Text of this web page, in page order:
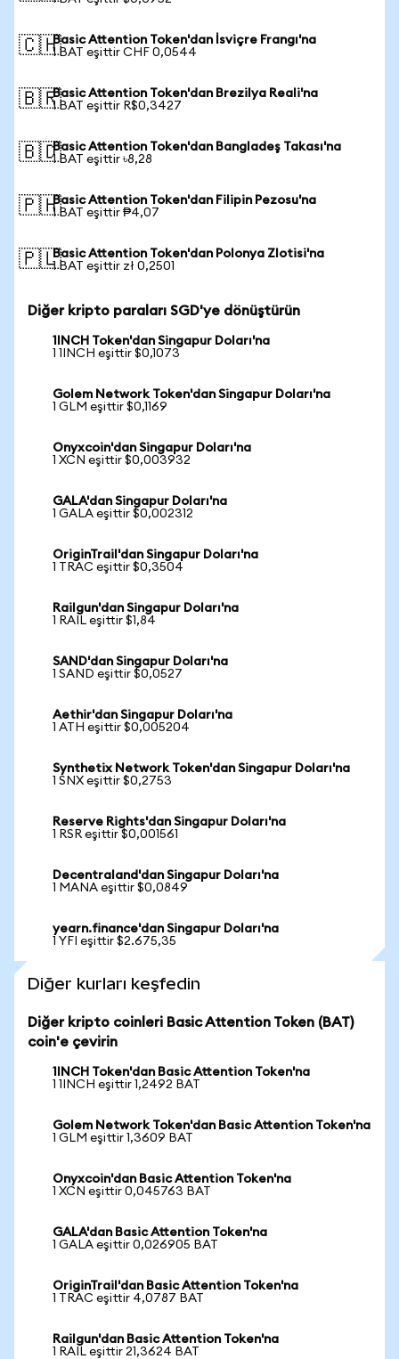
🇨🇭Basic Attention Token'dan İsviçre Frangı'na
1 BAT eşittir CHF 0,0544
🇧🇷Basic Attention Token'dan Brezilya Reali'na
1 BAT eşittir R$0,3427
🇧🇩Basic Attention Token'dan Bangladeş Takası'na
1 BAT eşittir ৳8,28
🇵🇭Basic Attention Token'dan Filipin Pezosu'na
1 BAT eşittir ₱4,07
🇵🇱Basic Attention Token'dan Polonya Zlotisi'na
1 BAT eşittir zł 0,2501
Diğer kripto paraları SGD'ye dönüştürün
1INCH Token'dan Singapur Doları'na
1 1INCH eşittir $0,1073
Golem Network Token'dan Singapur Doları'na
1 GLM eşittir $0,1169
Onyxcoin'dan Singapur Doları'na
1 XCN eşittir $0,003932
GALA'dan Singapur Doları'na
1 GALA eşittir $0,002312
OriginTrail'dan Singapur Doları'na
1 TRAC eşittir $0,3504
Railgun'dan Singapur Doları'na
1 RAIL eşittir $1,84
SAND'dan Singapur Doları'na
1 SAND eşittir $0,0527
Aethir'dan Singapur Doları'na
1 ATH eşittir $0,005204
Synthetix Network Token'dan Singapur Doları'na
1 SNX eşittir $0,2753
Reserve Rights'dan Singapur Doları'na
1 RSR eşittir $0,001561
Decentraland'dan Singapur Doları'na
1 MANA eşittir $0,0849
yearn.finance'dan Singapur Doları'na
1 YFI eşittir $2.675,35
Diğer kurları keşfedin
Diğer kripto coinleri Basic Attention Token (BAT)
coin'e çevirin
1INCH Token'dan Basic Attention Token'na
1 1INCH eşittir 1,2492 BAT
Golem Network Token'dan Basic Attention Token'na
1 GLM eşittir 1,3609 BAT
Onyxcoin'dan Basic Attention Token'na
1 XCN eşittir 0,045763 BAT
GALA'dan Basic Attention Token'na
1 GALA eşittir 0,026905 BAT
OriginTrail'dan Basic Attention Token'na
1 TRAC eşittir 4,0787 BAT
Railgun'dan Basic Attention Token'na
1 RAIL eşittir 21,3624 BAT